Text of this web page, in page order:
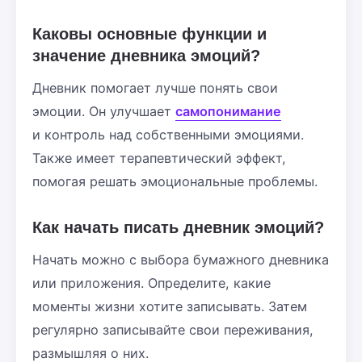
Каковы основные функции и
значение дневника эмоций?
Дневник помогает лучше понять свои
эмоции. Он улучшает самопонимание
и контроль над собственными эмоциями.
Также имеет терапевтический эффект,
помогая решать эмоциональные проблемы.
Как начать писать дневник эмоций?
Начать можно с выбора бумажного дневника
или приложения. Определите, какие
моменты жизни хотите записывать. Затем
регулярно записывайте свои переживания,
размышляя о них.